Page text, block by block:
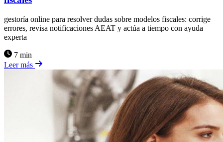
gestoría online para resolver dudas sobre modelos fiscales: corrige
errores, revisa notificaciones AEAT y actúa a tiempo con ayuda
experta
7 min
Leer más